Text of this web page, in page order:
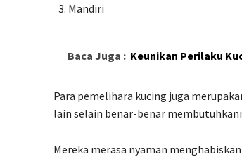
Mandiri
Baca Juga : Keunikan Perilaku
Para pemelihara kucing juga
lain selain benar-benar
Mereka merasa nyaman